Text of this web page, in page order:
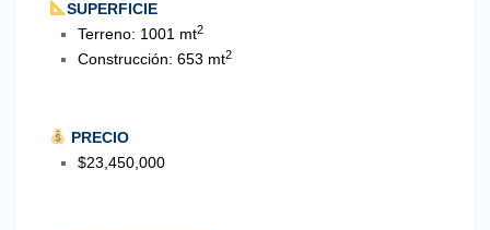
SUPERFICIE
Terreno: 1001 mt2
Construcción: 653 mt2
PRECIO
$23,450,000